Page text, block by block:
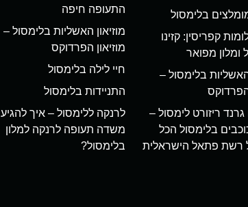
בלימסול
קפריסין: קזינו
ומלון מפואר
האשליות בלימסול –
הפרדוקס
גרנד ריזורט לימסול –
5 כוכבים בלימסול הכל
רשת פתאל הישראלית
התעופה חיפה
מוזיאון האשליות בלימסול –
מוזיאון הפרדוקס
חיי לילה בלימסול
התניידות בלימסול
לרנקה ללימסול – איך להגיע
משדה תעופה לרנקה למלון
בלימסול?